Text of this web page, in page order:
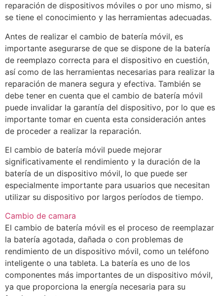
reparación de dispositivos móviles o por uno mismo, si
se tiene el conocimiento y las herramientas adecuadas.
Antes de realizar el cambio de batería móvil, es
importante asegurarse de que se dispone de la batería
de reemplazo correcta para el dispositivo en cuestión,
así como de las herramientas necesarias para realizar la
reparación de manera segura y efectiva. También se
debe tener en cuenta que el cambio de batería móvil
puede invalidar la garantía del dispositivo, por lo que es
importante tomar en cuenta esta consideración antes
de proceder a realizar la reparación.
El cambio de batería móvil puede mejorar
significativamente el rendimiento y la duración de la
batería de un dispositivo móvil, lo que puede ser
especialmente importante para usuarios que necesitan
utilizar su dispositivo por largos períodos de tiempo.
Cambio de camara
El cambio de batería móvil es el proceso de reemplazar
la batería agotada, dañada o con problemas de
rendimiento de un dispositivo móvil, como un teléfono
inteligente o una tableta. La batería es uno de los
componentes más importantes de un dispositivo móvil,
ya que proporciona la energía necesaria para su